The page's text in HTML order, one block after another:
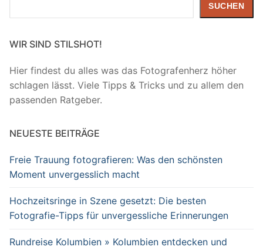
SUCHEN
WIR SIND STILSHOT!
Hier findest du alles was das Fotografenherz höher
schlagen lässt. Viele Tipps & Tricks und zu allem den
passenden Ratgeber.
NEUESTE BEITRÄGE
Freie Trauung fotografieren: Was den schönsten
Moment unvergesslich macht
Hochzeitsringe in Szene gesetzt: Die besten
Fotografie-Tipps für unvergessliche Erinnerungen
Rundreise Kolumbien » Kolumbien entdecken und